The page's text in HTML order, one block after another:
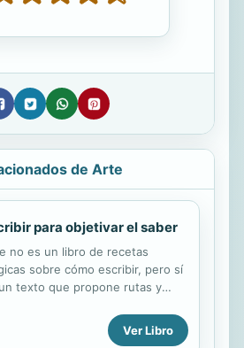
de Arte
para objetivar el saber
no es un libro de recetas
sobre cómo escribir, pero sí
texto que propone rutas y
decir que para escribir bastan
siguientes elementos: tener qué
Ver Libro